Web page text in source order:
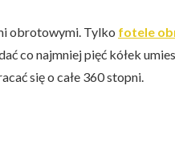
obrotowymi. Tylko fotele
co najmniej pięć kółek
się o całe 360 stopni.